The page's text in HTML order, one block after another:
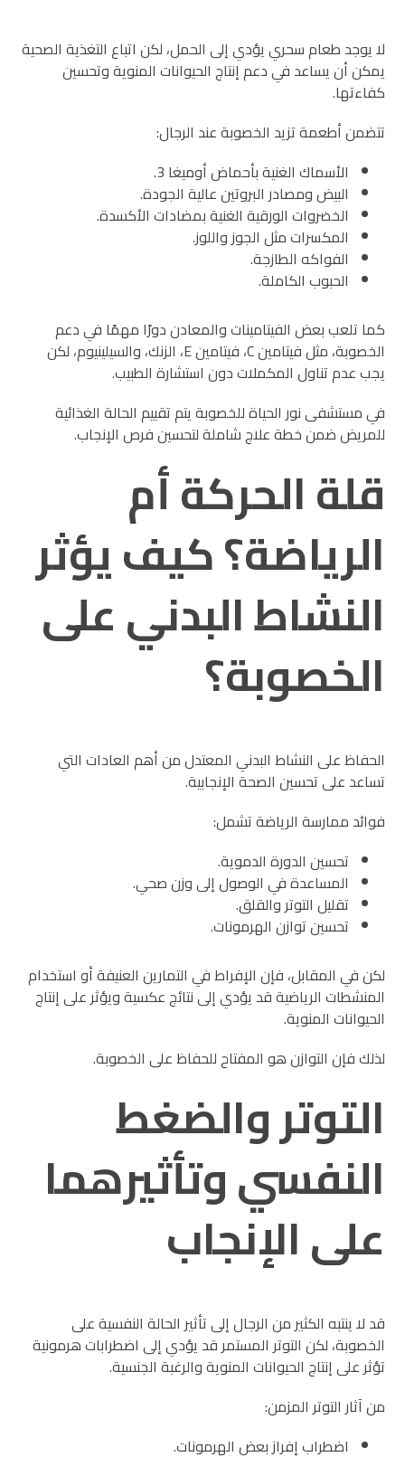
لا يوجد طعام سحري يؤدي إلى الحمل، لكن اتباع التغذية الصحية
يمكن أن يساعد في دعم إنتاج الحيوانات المنوية وتحسين
كفاءتها.
تتضمن أطعمة تزيد الخصوبة عند الرجال:
الأسماك الغنية بأحماض أوميغا 3.
البيض ومصادر البروتين عالية الجودة.
الخضروات الورقية الغنية بمضادات الأكسدة.
المكسرات مثل الجوز واللوز.
الفواكه الطازجة.
الحبوب الكاملة.
كما تلعب بعض الفيتامينات والمعادن دورًا مهمًا في دعم
الخصوبة، مثل فيتامين C، فيتامين E، الزنك، والسيلينيوم، لكن
يجب عدم تناول المكملات دون استشارة الطبيب.
في مستشفى نور الحياة للخصوبة يتم تقييم الحالة الغذائية
للمريض ضمن خطة علاج شاملة لتحسين فرص الإنجاب.
قلة الحركة أم
الرياضة؟ كيف يؤثر
النشاط البدني على
الخصوبة؟
الحفاظ على النشاط البدني المعتدل من أهم العادات التي
تساعد على تحسين الصحة الإنجابية.
فوائد ممارسة الرياضة تشمل:
تحسين الدورة الدموية.
المساعدة في الوصول إلى وزن صحي.
تقليل التوتر والقلق.
تحسين توازن الهرمونات.
لكن في المقابل، فإن الإفراط في التمارين العنيفة أو استخدام
المنشطات الرياضية قد يؤدي إلى نتائج عكسية ويؤثر على إنتاج
الحيوانات المنوية.
لذلك فإن التوازن هو المفتاح للحفاظ على الخصوبة.
التوتر والضغط
النفسي وتأثيرهما
على الإنجاب
قد لا ينتبه الكثير من الرجال إلى تأثير الحالة النفسية على
الخصوبة، لكن التوتر المستمر قد يؤدي إلى اضطرابات هرمونية
تؤثر على إنتاج الحيوانات المنوية والرغبة الجنسية.
من آثار التوتر المزمن:
اضطراب إفراز بعض الهرمونات.